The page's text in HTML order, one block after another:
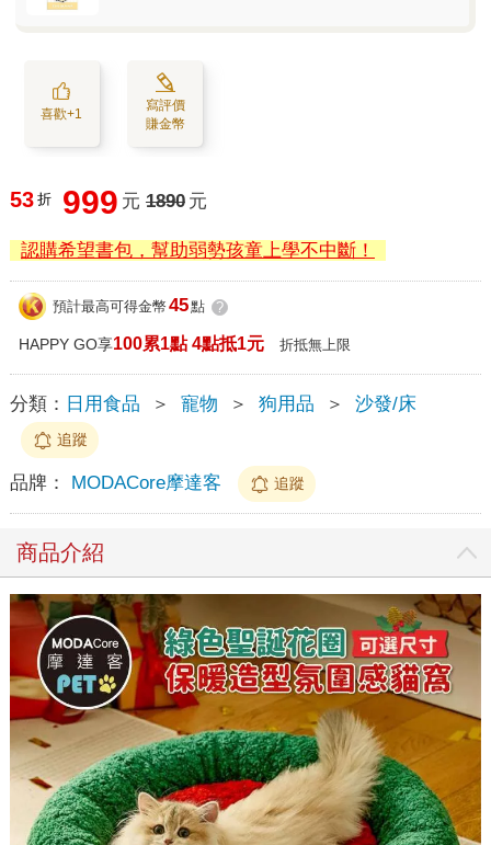
喜歡+1
寫評價
賺金幣
53 折 999 元 1890 元
認購希望書包，幫助弱勢孩童上學不中斷！
預計最高可得金幣 45點 ?
HAPPY GO享100累1點 4點抵1元 折抵無上限
分類： 日用食品 ＞ 寵物 ＞ 狗用品 ＞ 沙發/床
追蹤
品牌： MODACore摩達客 追蹤
商品介紹